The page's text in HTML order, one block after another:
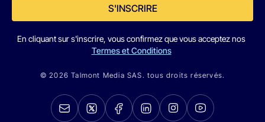
S'INSCRIRE
En cliquant sur s'inscrire, vous confirmez que vous acceptez nos
Termes et Conditions
© 2026 Talmont Media SAS. tous droits réservés.